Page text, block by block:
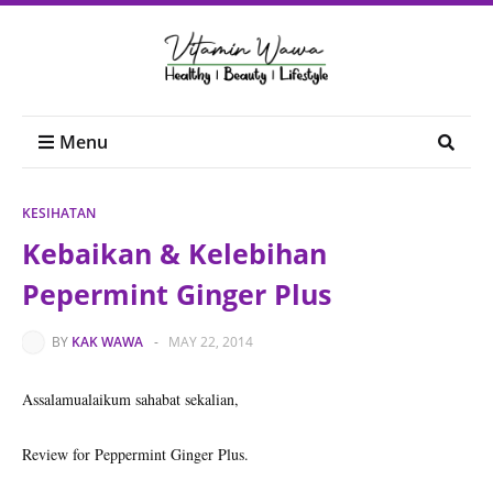
Menu
KESIHATAN
Kebaikan & Kelebihan
Pepermint Ginger Plus
BY KAK WAWA - MAY 22, 2014
Assalamualaikum sahabat sekalian,
Review for Peppermint Ginger Plus.